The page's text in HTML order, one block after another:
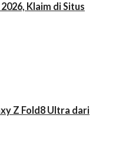
Klaim di Situs
Z Fold8 Ultra dari